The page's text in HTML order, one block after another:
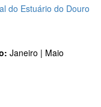
do Estuário do Douro
Janeiro | Maio